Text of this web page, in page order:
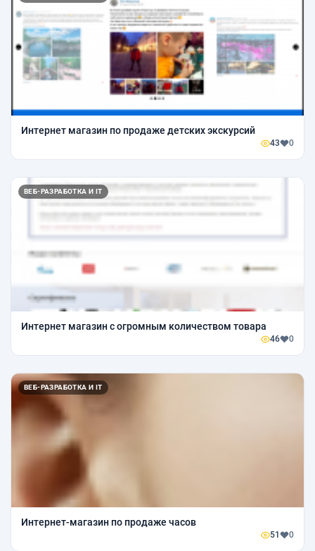
Интернет магазин по продаже детских экскурсий
43 0
ВЕБ-РАЗРАБОТКА И IT
Интернет магазин с огромным количеством товара
46 0
ВЕБ-РАЗРАБОТКА И IT
Интернет-магазин по продаже часов
51 0